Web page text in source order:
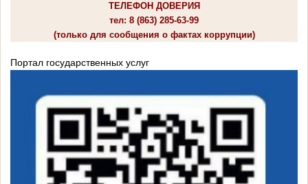
ТЕЛЕФОН ДОВЕРИЯ
тел: 8 (863) 285-63-99
(только для сообщения о фактах коррупции)
Портал государственных услуг